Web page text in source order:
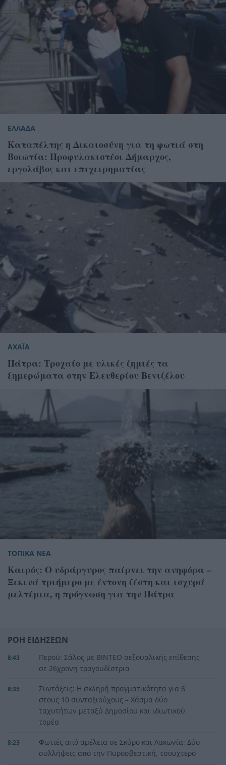
ΕΛΛΑΔΑ
Καταπέλτης η Δικαιοσύνη για τη φωτιά στη
Βοιωτία: Προφυλακιστέοι Δήμαρχος,
εργολάβος και επιχειρηματίας
ΑΧΑΪΑ
Πάτρα: Τροχαίο με υλικές ζημιές τα
ξημερώματα στην Ελευθερίου Βενιζέλου
ΤΟΠΙΚΑ ΝΕΑ
Καιρός: Ο υδράργυρος παίρνει την ανηφόρα –
Ξεκινά τριήμερο με έντονη ζέστη και ισχυρά
μελτέμια, η πρόγνωση για την Πάτρα
ΡΟΗ ΕΙΔΗΣΕΩΝ
8:43
Περού: Σάλος με ΒΙΝΤΕΟ σεξουαλικής επίθεσης
σε 26χρονη τραγουδίστρια
8:35
Συντάξεις: Η σκληρή πραγματικότητα για 6
στους 10 συνταξιούχους – Χάσμα δύο
ταχυτήτων μεταξύ Δημοσίου και ιδιωτικού
τομέα
8:23
Φωτιές από αμέλεια σε Σκύρο και Λακωνία: Δύο
συλλήψεις από την Πυροσβεστική, τσουχτερό